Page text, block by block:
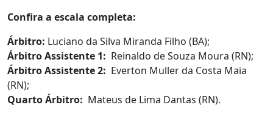
Confira a escala completa:
Árbitro: Luciano da Silva Miranda Filho (BA);
Árbitro Assistente 1: Reinaldo de Souza Moura (RN);
Árbitro Assistente 2: Everton Muller da Costa Maia
(RN);
Quarto Árbitro: Mateus de Lima Dantas (RN).